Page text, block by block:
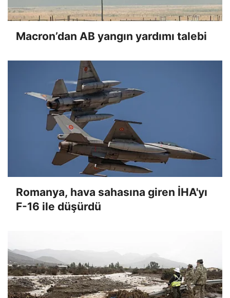
Macron’dan AB yangın yardımı talebi
Romanya, hava sahasına giren İHA'yı
F-16 ile düşürdü